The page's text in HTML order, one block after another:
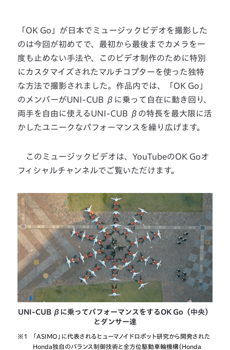
「OK Go」が日本でミュージックビデオを撮影した
のは今回が初めてで、最初から最後までカメラを一
度も止めない手法や、このビデオ制作のために特別
にカスタマイズされたマルチコプターを使った独特
な方法で撮影されました。作品内では、「OK Go」
のメンバーがUNI-CUB βに乗って自在に動き回り、
両手を自由に使えるUNI-CUB βの特長を最大限に活
かしたユニークなパフォーマンスを繰り広げます。
このミュージックビデオは、YouTubeのOK Goオ
フィシャルチャンネルでご覧いただけます。
UNI-CUB βに乗ってパフォーマンスをするOK Go（中央）
とダンサー達
※1
「ASIMO」に代表されるヒューマノイドロボット研究から開発された
Honda独自のバランス制御技術と全方位駆動車輪機構（Honda